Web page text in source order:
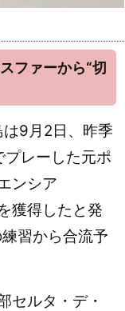
ファーから“切
9月2日、昨季
レーした元ポ
ンシア
獲得したと発
習から合流予
ルタ・デ・